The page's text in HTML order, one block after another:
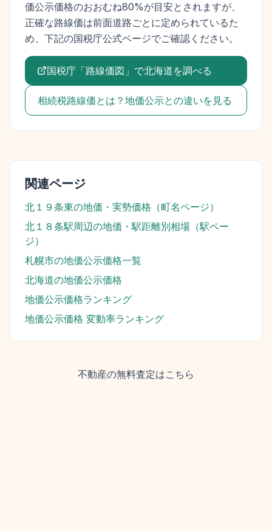
価公示価格のおおむね80%が目安とされますが、
正確な路線価は前面道路ごとに定められているた
め、下記の国税庁公式ページでご確認ください。
国税庁「路線価図」で北海道を調べる
相続税路線価とは？地価公示との違いを見る
関連ページ
北１９条東の地価・実勢価格（町名ページ）
北１８条駅周辺の地価・駅距離別相場（駅ペー
ジ）
札幌市の地価公示価格一覧
北海道の地価公示価格
地価公示価格ランキング
地価公示価格 変動率ランキング
不動産の無料査定はこちら